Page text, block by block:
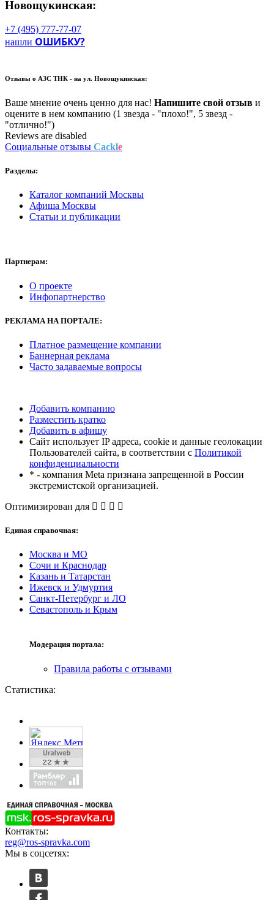
Новощукинская:
+7 (495) 777-77-07
нашли ОШИБКУ?
Отзывы о АЗС ТНК - на ул. Новощукинская:
Ваше мнение очень ценно для нас! Напишите свой отзыв и
оцените в нем компанию (1 звезда - "плохо!", 5 звезд -
"отлично!")
Reviews are disabled
Социальные отзывы Cackle
Разделы:
Каталог компаний Москвы
Афиша Москвы
Статьи и публикации
Партнерам:
О проекте
Инфопартнерство
РЕКЛАМА НА ПОРТАЛЕ:
Платное размещение компании
Баннерная реклама
Часто задаваемые вопросы
Добавить компанию
Разместить кратко
Добавить в афишу
Сайт использует IP адреса, cookie и данные геолокации
Пользователей сайта, в соответствии с Политикой
конфиденциальности
* - компания Meta признана запрещенной в России
экстремистской организацией.
Оптимизирован для
Единая справочная:
Москва и МО
Сочи и Краснодар
Казань и Татарстан
Ижевск и Удмуртия
Санкт-Петербург и ЛО
Севастополь и Крым
Модерация портала:
Правила работы с отзывами
Статистика:
Контакты:
reg@ros-spravka.com
Мы в соцсетях: